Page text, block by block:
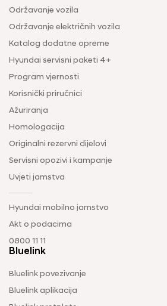
Održavanje vozila
Održavanje električnih vozila
Katalog dodatne opreme
Hyundai servisni paketi 4+
Program vjernosti
Korisnički priručnici
Ažuriranja
Homologacija
Originalni rezervni dijelovi
Servisni opozivi i kampanje
Uvjeti jamstva
Hyundai mobilno jamstvo
Akt o podacima
0800 11 11
Bluelink
Bluelink povezivanje
Bluelink aplikacija